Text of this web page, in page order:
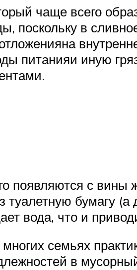
чаще всего
поскольку в
питанияи иную
появляются с
бумагу (а
вода, что и
семьях
в